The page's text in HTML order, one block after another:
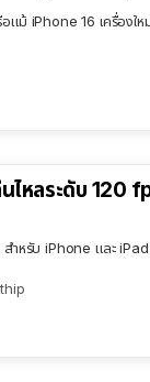
อแม้ iPhone 16 เครื่องใ
ไหลระดับ 120
สำหรับ iPhone และ